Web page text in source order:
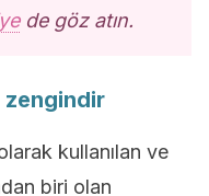
de göz atın.
zengindir
kullanılan ve
biri olan